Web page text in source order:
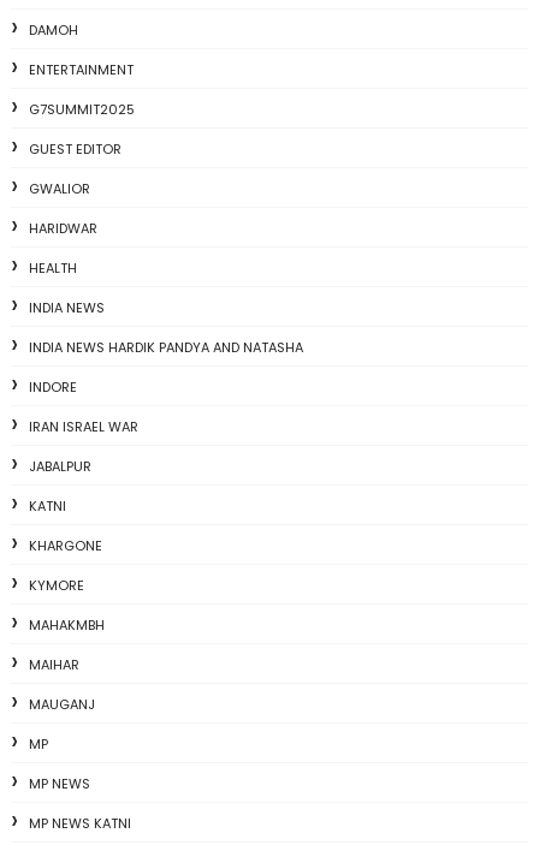
DAMOH
ENTERTAINMENT
G7SUMMIT2025
GUEST EDITOR
GWALIOR
HARIDWAR
HEALTH
INDIA NEWS
INDIA NEWS HARDIK PANDYA AND NATASHA
INDORE
IRAN ISRAEL WAR
JABALPUR
KATNI
KHARGONE
KYMORE
MAHAKMBH
MAIHAR
MAUGANJ
MP
MP NEWS
MP NEWS KATNI